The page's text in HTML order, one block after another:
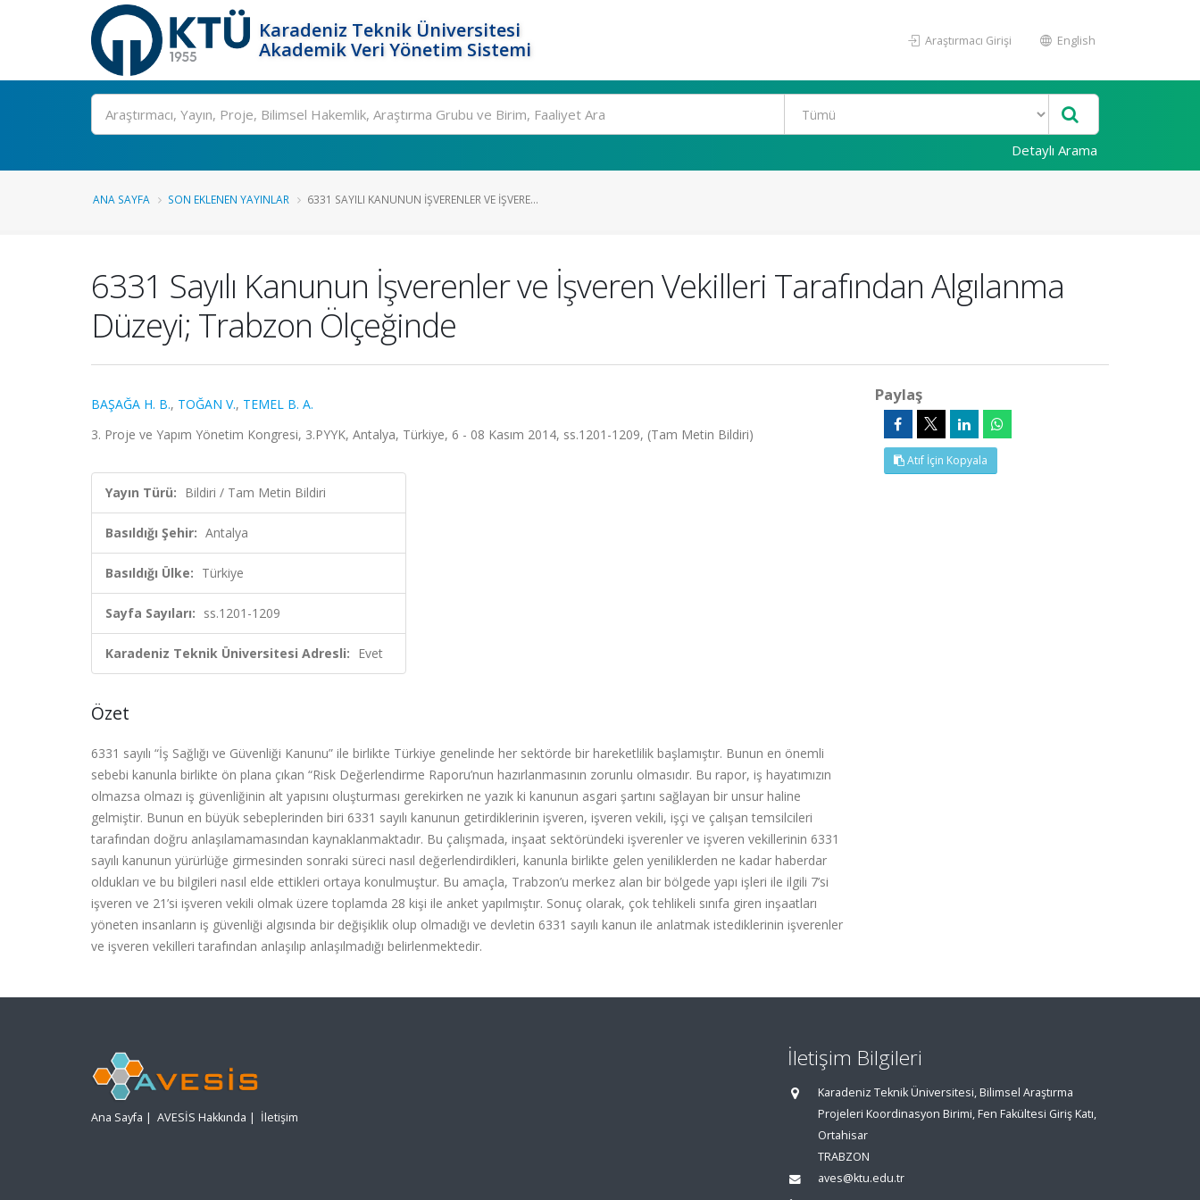
Karadeniz Teknik Üniversitesi
Akademik Veri Yönetim Sistemi
Araştırmacı Girişi English
Ara
Detaylı Arama
ANA SAYFA SON EKLENEN YAYINLAR 6331 SAYILI KANUNUN İŞVERENLER VE İŞVERE...
6331 Sayılı Kanunun İşverenler ve İşveren Vekilleri Tarafından Algılanma
Düzeyi; Trabzon Ölçeğinde
BAŞAĞA H. B., TOĞAN V., TEMEL B. A.
3. Proje ve Yapım Yönetim Kongresi, 3.PYYK, Antalya, Türkiye, 6 - 08 Kasım 2014, ss.1201-1209, (Tam Metin Bildiri)
Yayın Türü: Bildiri / Tam Metin Bildiri
Basıldığı Şehir: Antalya
Basıldığı Ülke: Türkiye
Sayfa Sayıları: ss.1201-1209
Karadeniz Teknik Üniversitesi Adresli: Evet
Özet
6331 sayılı “İş Sağlığı ve Güvenliği Kanunu” ile birlikte Türkiye genelinde her sektörde bir hareketlilik başlamıştır. Bunun en önemli
sebebi kanunla birlikte ön plana çıkan “Risk Değerlendirme Raporu’nun hazırlanmasının zorunlu olmasıdır. Bu rapor, iş hayatımızın
olmazsa olmazı iş güvenliğinin alt yapısını oluşturması gerekirken ne yazık ki kanunun asgari şartını sağlayan bir unsur haline
gelmiştir. Bunun en büyük sebeplerinden biri 6331 sayılı kanunun getirdiklerinin işveren, işveren vekili, işçi ve çalışan temsilcileri
tarafından doğru anlaşılamamasından kaynaklanmaktadır. Bu çalışmada, inşaat sektöründeki işverenler ve işveren vekillerinin 6331
sayılı kanunun yürürlüğe girmesinden sonraki süreci nasıl değerlendirdikleri, kanunla birlikte gelen yeniliklerden ne kadar haberdar
oldukları ve bu bilgileri nasıl elde ettikleri ortaya konulmuştur. Bu amaçla, Trabzon’u merkez alan bir bölgede yapı işleri ile ilgili 7’si
işveren ve 21’si işveren vekili olmak üzere toplamda 28 kişi ile anket yapılmıştır. Sonuç olarak, çok tehlikeli sınıfa giren inşaatları
yöneten insanların iş güvenliği algısında bir değişiklik olup olmadığı ve devletin 6331 sayılı kanun ile anlatmak istediklerinin işverenler
ve işveren vekilleri tarafından anlaşılıp anlaşılmadığı belirlenmektedir.
Paylaş
Atıf İçin Kopyala
Ana Sayfa | AVESİS Hakkında | İletişim
İletişim Bilgileri
Karadeniz Teknik Üniversitesi, Bilimsel Araştırma
Projeleri Koordinasyon Birimi, Fen Fakültesi Giriş Katı,
Ortahisar
TRABZON
aves@ktu.edu.tr